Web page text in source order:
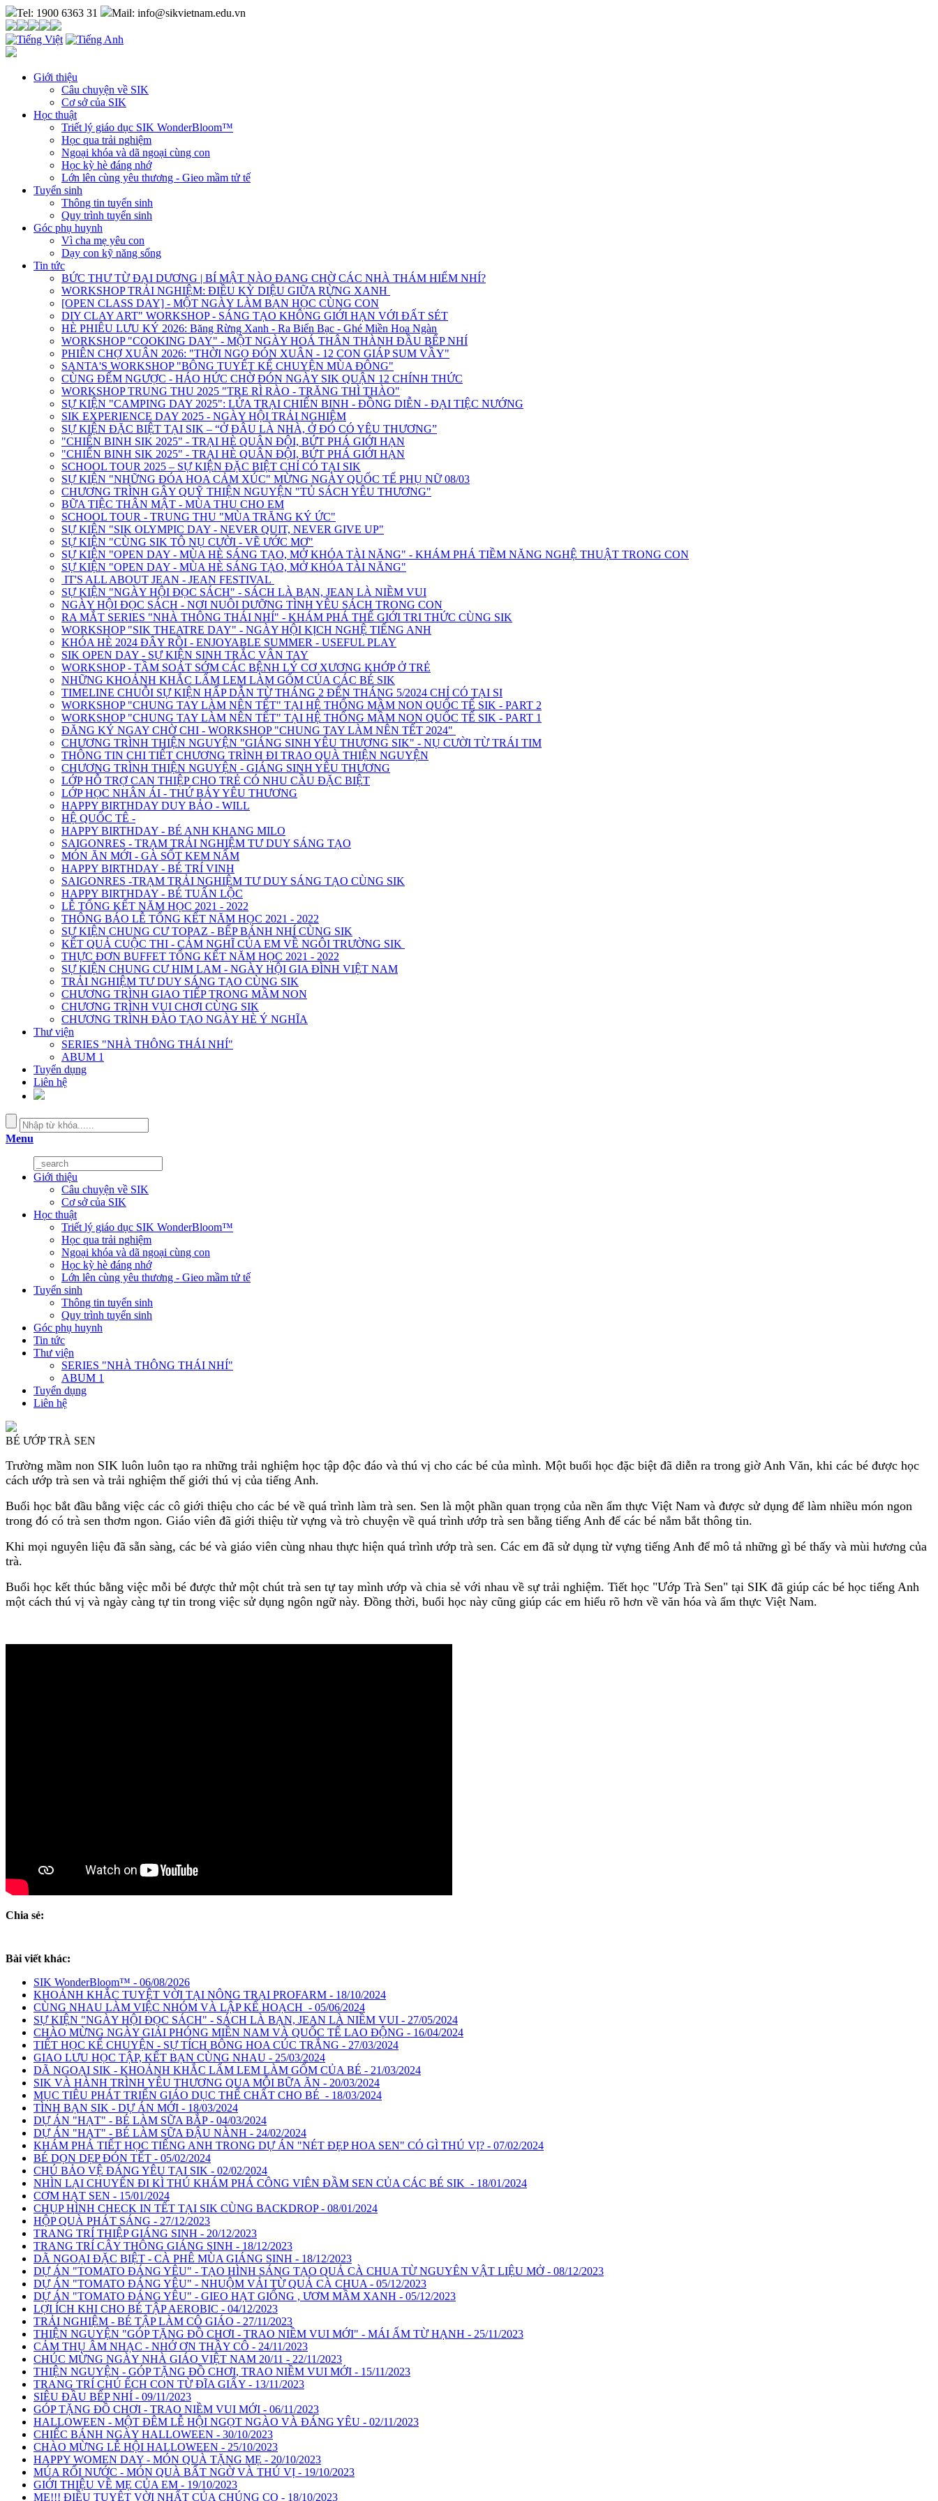
Tel: 1900 6363 31 Mail: info@sikvietnam.edu.vn
Giới thiệu
Câu chuyện về SIK
Cơ sở của SIK
Học thuật
Triết lý giáo dục SIK WonderBloom™
Học qua trải nghiệm
Ngoại khóa và dã ngoại cùng con
Học kỳ hè đáng nhớ
Lớn lên cùng yêu thương - Gieo mầm tử tế
Tuyển sinh
Thông tin tuyển sinh
Quy trình tuyển sinh
Góc phụ huynh
Vì cha mẹ yêu con
Dạy con kỹ năng sống
Tin tức
BỨC THƯ TỪ ĐẠI DƯƠNG | BÍ MẬT NÀO ĐANG CHỜ CÁC NHÀ THÁM HIỂM NHÍ?
WORKSHOP TRẢI NGHIỆM: ĐIỀU KỲ DIỆU GIỮA RỪNG XANH
[OPEN CLASS DAY] - MỘT NGÀY LÀM BẠN HỌC CÙNG CON
DIY CLAY ART" WORKSHOP - SÁNG TẠO KHÔNG GIỚI HẠN VỚI ĐẤT SÉT
HÈ PHIÊU LƯU KÝ 2026: Băng Rừng Xanh - Ra Biển Bạc - Ghé Miền Hoa Ngàn
WORKSHOP "COOKING DAY" - MỘT NGÀY HOÁ THÂN THÀNH ĐẦU BẾP NHÍ
PHIÊN CHỢ XUÂN 2026: "THỜI NGỌ ĐÓN XUÂN - 12 CON GIÁP SUM VẦY"
SANTA'S WORKSHOP "BÔNG TUYẾT KỂ CHUYỆN MÙA ĐÔNG"
CÙNG ĐẾM NGƯỢC - HÁO HỨC CHỜ ĐÓN NGÀY SIK QUẬN 12 CHÍNH THỨC
WORKSHOP TRUNG THU 2025 "TRE RÌ RÀO - TRĂNG THÌ THÀO"
SỰ KIỆN "CAMPING DAY 2025": LỬA TRẠI CHIẾN BINH - ĐỒNG DIỄN - ĐẠI TIỆC NƯỚNG
SIK EXPERIENCE DAY 2025 - NGÀY HỘI TRẢI NGHIỆM
SỰ KIỆN ĐẶC BIỆT TẠI SIK – “Ở ĐÂU LÀ NHÀ, Ở ĐÓ CÓ YÊU THƯƠNG”
"CHIẾN BINH SIK 2025" - TRẠI HÈ QUÂN ĐỘI, BỨT PHÁ GIỚI HẠN
"CHIẾN BINH SIK 2025" - TRẠI HÈ QUÂN ĐỘI, BỨT PHÁ GIỚI HẠN
SCHOOL TOUR 2025 – SỰ KIỆN ĐẶC BIỆT CHỈ CÓ TẠI SIK
SỰ KIỆN "NHỮNG ĐÓA HOA CẢM XÚC" MỪNG NGÀY QUỐC TẾ PHỤ NỮ 08/03
CHƯƠNG TRÌNH GÂY QUỸ THIỆN NGUYỆN "TỦ SÁCH YÊU THƯƠNG"
BỮA TIỆC THÂN MẬT - MÙA THU CHO EM
SCHOOL TOUR - TRUNG THU "MÙA TRĂNG KÝ ỨC"
SỰ KIỆN "SIK OLYMPIC DAY - NEVER QUIT, NEVER GIVE UP"
SỰ KIỆN "CÙNG SIK TÔ NỤ CƯỜI - VẼ ƯỚC MƠ"
SỰ KIỆN "OPEN DAY - MÙA HÈ SÁNG TẠO, MỞ KHÓA TÀI NĂNG" - KHÁM PHÁ TIỀM NĂNG NGHỆ THUẬT TRONG CON
SỰ KIỆN "OPEN DAY - MÙA HÈ SÁNG TẠO, MỞ KHÓA TÀI NĂNG"
IT'S ALL ABOUT JEAN - JEAN FESTIVAL
SỰ KIỆN "NGÀY HỘI ĐỌC SÁCH" - SÁCH LÀ BẠN, JEAN LÀ NIỀM VUI
NGÀY HỘI ĐỌC SÁCH - NƠI NUÔI DƯỠNG TÌNH YÊU SÁCH TRONG CON
RA MẮT SERIES "NHÀ THÔNG THÁI NHÍ" - KHÁM PHÁ THẾ GIỚI TRI THỨC CÙNG SIK
WORKSHOP "SIK THEATRE DAY" - NGÀY HỘI KỊCH NGHỆ TIẾNG ANH
KHÓA HÈ 2024 ĐÂY RỒI - ENJOYABLE SUMMER - USEFUL PLAY
SIK OPEN DAY - SỰ KIỆN SINH TRẮC VÂN TAY
WORKSHOP - TẦM SOÁT SỚM CÁC BỆNH LÝ CƠ XƯƠNG KHỚP Ở TRẺ
NHỮNG KHOẢNH KHẮC LẤM LEM LÀM GỐM CỦA CÁC BÉ SIK
TIMELINE CHUỖI SỰ KIỆN HẤP DẪN TỪ THÁNG 2 ĐẾN THÁNG 5/2024 CHỈ CÓ TẠI SI
WORKSHOP "CHUNG TAY LÀM NÊN TẾT" TẠI HỆ THỐNG MẦM NON QUỐC TẾ SIK - PART 2
WORKSHOP "CHUNG TAY LÀM NÊN TẾT" TẠI HỆ THỐNG MẦM NON QUỐC TẾ SIK - PART 1
ĐĂNG KÝ NGAY CHỜ CHI - WORKSHOP "CHUNG TAY LÀM NÊN TẾT 2024"
CHƯƠNG TRÌNH THIỆN NGUYỆN "GIÁNG SINH YÊU THƯƠNG SIK" - NỤ CƯỜI TỪ TRÁI TIM
THÔNG TIN CHI TIẾT CHƯƠNG TRÌNH ĐI TRAO QUÀ THIỆN NGUYỆN
CHƯƠNG TRÌNH THIỆN NGUYỆN - GIÁNG SINH YÊU THƯƠNG
LỚP HỖ TRỢ CAN THIỆP CHO TRẺ CÓ NHU CẦU ĐẶC BIỆT
LỚP HỌC NHÂN ÁI - THỨ BẢY YÊU THƯƠNG
HAPPY BIRTHDAY DUY BẢO - WILL
HỆ QUỐC TÊ -
HAPPY BIRTHDAY - BÉ ANH KHANG MILO
SAIGONRES - TRẠM TRẢI NGHIỆM TƯ DUY SÁNG TẠO
MÓN ĂN MỚI - GÀ SỐT KEM NẤM
HAPPY BIRTHDAY - BÉ TRÍ VINH
SAIGONRES -TRẠM TRẢI NGHIỆM TƯ DUY SÁNG TẠO CÙNG SIK
HAPPY BIRTHDAY - BÉ TUẤN LỘC
LỄ TỔNG KẾT NĂM HỌC 2021 - 2022
THÔNG BÁO LỄ TỔNG KẾT NĂM HỌC 2021 - 2022
SỰ KIỆN CHUNG CƯ TOPAZ - BẾP BÁNH NHÍ CÙNG SIK
KẾT QUẢ CUỘC THI - CẢM NGHĨ CỦA EM VỀ NGÔI TRƯỜNG SIK
THỰC ĐƠN BUFFET TỔNG KẾT NĂM HỌC 2021 - 2022
SỰ KIỆN CHUNG CƯ HIM LAM - NGÀY HỘI GIA ĐÌNH VIỆT NAM
TRẢI NGHIỆM TƯ DUY SÁNG TẠO CÙNG SIK
CHƯƠNG TRÌNH GIAO TIẾP TRONG MẦM NON
CHƯƠNG TRÌNH VUI CHƠI CÙNG SIK
CHƯƠNG TRÌNH ĐÀO TẠO NGÀY HÈ Ý NGHĨA
Thư viện
SERIES "NHÀ THÔNG THÁI NHÍ"
ABUM 1
Tuyển dụng
Liên hệ
Menu
Giới thiệu
Câu chuyện về SIK
Cơ sở của SIK
Học thuật
Triết lý giáo dục SIK WonderBloom™
Học qua trải nghiệm
Ngoại khóa và dã ngoại cùng con
Học kỳ hè đáng nhớ
Lớn lên cùng yêu thương - Gieo mầm tử tế
Tuyển sinh
Thông tin tuyển sinh
Quy trình tuyển sinh
Góc phụ huynh
Tin tức
Thư viện
SERIES "NHÀ THÔNG THÁI NHÍ"
ABUM 1
Tuyển dụng
Liên hệ
BÉ ƯỚP TRÀ SEN
Trường mầm non SIK luôn luôn tạo ra những trải nghiệm học tập độc đáo và thú vị cho các bé của mình. Một buổi học đặc biệt đã diễn ra trong giờ Anh Văn, khi các bé được học
cách ướp trà sen và trải nghiệm thế giới thú vị của tiếng Anh.
Buổi học bắt đầu bằng việc các cô giới thiệu cho các bé về quá trình làm trà sen. Sen là một phần quan trọng của nền ẩm thực Việt Nam và được sử dụng để làm nhiều món ngon
trong đó có trà sen thơm ngon. Giáo viên đã giới thiệu từ vựng và trò chuyện về quá trình ướp trà sen bằng tiếng Anh để các bé nắm bắt thông tin.
Khi mọi nguyên liệu đã sẵn sàng, các bé và giáo viên cùng nhau thực hiện quá trình ướp trà sen. Các em đã sử dụng từ vựng tiếng Anh để mô tả những gì bé thấy và mùi hương của
trà.
Buổi học kết thúc bằng việc mỗi bé được thử một chút trà sen tự tay mình ướp và chia sẻ với nhau về sự trải nghiệm. Tiết học "Ướp Trà Sen" tại SIK đã giúp các bé học tiếng Anh
một cách thú vị và ngày càng tự tin trong việc sử dụng ngôn ngữ này. Đồng thời, buổi học này cũng giúp các em hiểu rõ hơn về văn hóa và ẩm thực Việt Nam.
Chia sẻ:
Bài viết khác:
SIK WonderBloom™ - 06/08/2026
KHOẢNH KHẮC TUYỆT VỜI TẠI NÔNG TRẠI PROFARM - 18/10/2024
CÙNG NHAU LÀM VIỆC NHÓM VÀ LẬP KẾ HOẠCH - 05/06/2024
SỰ KIỆN "NGÀY HỘI ĐỌC SÁCH" - SÁCH LÀ BẠN, JEAN LÀ NIỀM VUI - 27/05/2024
CHÀO MỪNG NGÀY GIẢI PHÓNG MIỀN NAM VÀ QUỐC TẾ LAO ĐỘNG - 16/04/2024
TIẾT HỌC KỂ CHUYỆN - SỰ TÍCH BÔNG HOA CÚC TRẮNG - 27/03/2024
GIAO LƯU HỌC TẬP, KẾT BẠN CÙNG NHAU - 25/03/2024
DÃ NGOẠI SIK - KHOẢNH KHẮC LẤM LEM LÀM GỐM CỦA BÉ - 21/03/2024
SIK VÀ HÀNH TRÌNH YÊU THƯƠNG QUA MỖI BỮA ĂN - 20/03/2024
MỤC TIÊU PHÁT TRIỂN GIÁO DỤC THỂ CHẤT CHO BÉ - 18/03/2024
TÌNH BẠN SIK - DỰ ÁN MỚI - 18/03/2024
DỰ ÁN "HẠT" - BÉ LÀM SỮA BẮP - 04/03/2024
DỰ ÁN "HẠT" - BÉ LÀM SỮA ĐẬU NÀNH - 24/02/2024
KHÁM PHÁ TIẾT HỌC TIẾNG ANH TRONG DỰ ÁN "NÉT ĐẸP HOA SEN" CÓ GÌ THÚ VỊ? - 07/02/2024
BÉ DỌN DẸP ĐÓN TẾT - 05/02/2024
CHÚ BẢO VỆ ĐÁNG YÊU TẠI SIK - 02/02/2024
NHÌN LẠI CHUYẾN ĐI KÌ THÚ KHÁM PHÁ CÔNG VIÊN ĐẦM SEN CỦA CÁC BÉ SIK - 18/01/2024
CƠM HẠT SEN - 15/01/2024
CHỤP HÌNH CHECK IN TẾT TẠI SIK CÙNG BACKDROP - 08/01/2024
HỘP QUÀ PHÁT SÁNG - 27/12/2023
TRANG TRÍ THIỆP GIÁNG SINH - 20/12/2023
TRANG TRÍ CÂY THÔNG GIÁNG SINH - 18/12/2023
DÃ NGOẠI ĐẶC BIỆT - CÀ PHÊ MÙA GIÁNG SINH - 18/12/2023
DỰ ÁN "TOMATO ĐÁNG YÊU" - TẠO HÌNH SÁNG TẠO QUẢ CÀ CHUA TỪ NGUYÊN VẬT LIỆU MỞ - 08/12/2023
DỰ ÁN "TOMATO ĐÁNG YÊU" - NHUỘM VẢI TỪ QUẢ CÀ CHUA - 05/12/2023
DỰ ÁN "TOMATO ĐÁNG YÊU" - GIEO HẠT GIỐNG , ƯƠM MẦM XANH - 05/12/2023
LỢI ÍCH KHI CHO BÉ TẬP AEROBIC - 04/12/2023
TRẢI NGHIỆM - BÉ TẬP LÀM CÔ GIÁO - 27/11/2023
THIỆN NGUYỆN "GÓP TẶNG ĐỒ CHƠI - TRAO NIỀM VUI MỚI" - MÁI ẤM TỪ HẠNH - 25/11/2023
CẢM THỤ ÂM NHẠC - NHỚ ƠN THẦY CÔ - 24/11/2023
CHÚC MỪNG NGÀY NHÀ GIÁO VIỆT NAM 20/11 - 22/11/2023
THIỆN NGUYỆN - GÓP TẶNG ĐỒ CHƠI, TRAO NIỀM VUI MỚI - 15/11/2023
TRANG TRÍ CHÚ ẾCH CON TỪ ĐĨA GIẤY - 13/11/2023
SIÊU ĐẦU BẾP NHÍ - 09/11/2023
GÓP TẶNG ĐỒ CHƠI - TRAO NIỀM VUI MỚI - 06/11/2023
HALLOWEEN - MỘT ĐÊM LỄ HỘI NGỌT NGÀO VÀ ĐÁNG YÊU - 02/11/2023
CHIẾC BÁNH NGÀY HALLOWEEN - 30/10/2023
CHÀO MỪNG LỄ HỘI HALLOWEEN - 25/10/2023
HAPPY WOMEN DAY - MÓN QUÀ TẶNG MẸ - 20/10/2023
MÚA RỐI NƯỚC - MÓN QUÀ BẤT NGỜ VÀ THÚ VỊ - 19/10/2023
GIỚI THIỆU VỀ MẸ CỦA EM - 19/10/2023
MẸ!!! ĐIỀU TUYỆT VỜI NHẤT CỦA CHÚNG CO - 18/10/2023